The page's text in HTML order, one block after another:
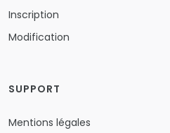
Inscription
Modification
SUPPORT
Mentions légales